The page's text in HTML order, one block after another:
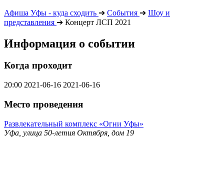
Афиша Уфы - куда сходить ➔ События ➔ Шоу и
представления ➔ Концерт ЛСП 2021
Информация о событии
Когда проходит
20:00 2021-06-16 2021-06-16
Место проведения
Развлекательный комплекс «Огни Уфы»
Уфа, улица 50-летия Октября, дом 19